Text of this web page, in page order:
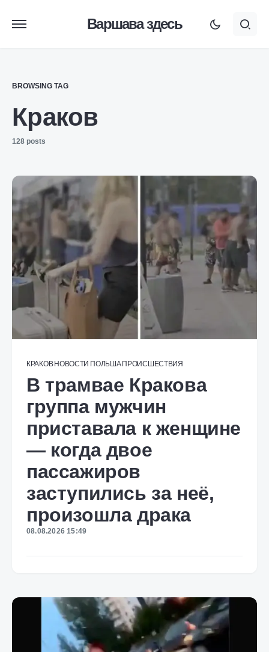
Варшава здесь
BROWSING TAG
Краков
128 posts
КРАКОВ НОВОСТИ ПОЛЬША ПРОИСШЕСТВИЯ
В трамвае Кракова
группа мужчин
приставала к женщине
— когда двое
пассажиров
заступились за неё,
произошла драка
08.08.2026 15:49